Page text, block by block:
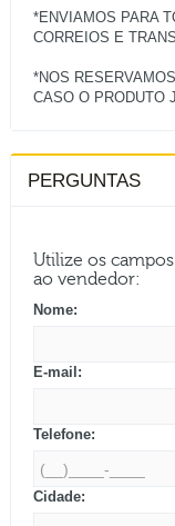
*ENVIAMOS PARA
CORREIOS E
*NOS
PERGUNTAS
Utilize os
ao vendedor:
Nome:
E-mail:
Telefone:
Cidade: